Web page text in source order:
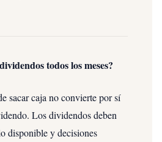
todos los meses?
sacar caja no convierte por sí
Los dividendos deben
disponible y decisiones